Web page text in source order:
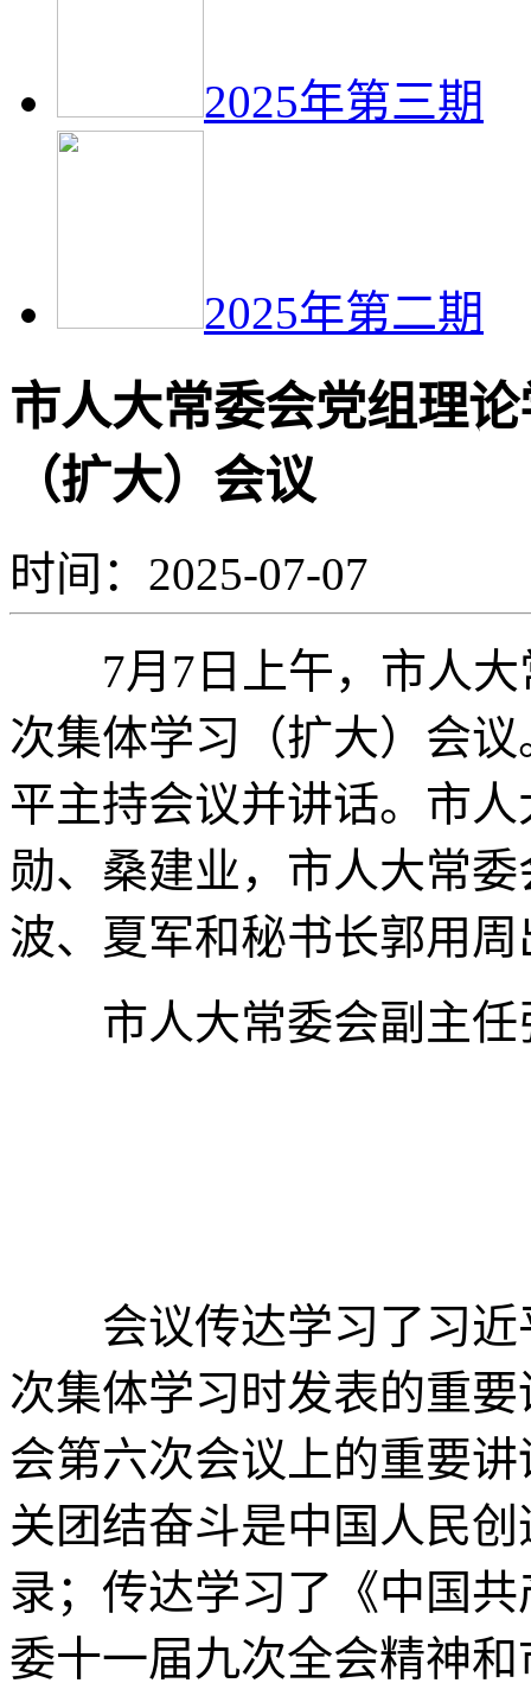
2025年第三期
2025年第二期
市人大常委会党组理
（扩大）会议
时间：2025-07-07
7月7日上午，市人大
次集体学习（扩大）会
平主持会议并讲话。市
勋、桑建业，市人大常
波、夏军和秘书长郭用
市人大常委会副主任
会议传达学习了习近
次集体学习时发表的重
会第六次会议上的重要
关团结奋斗是中国人民
录；传达学习了《中国
委十一届九次全会精神